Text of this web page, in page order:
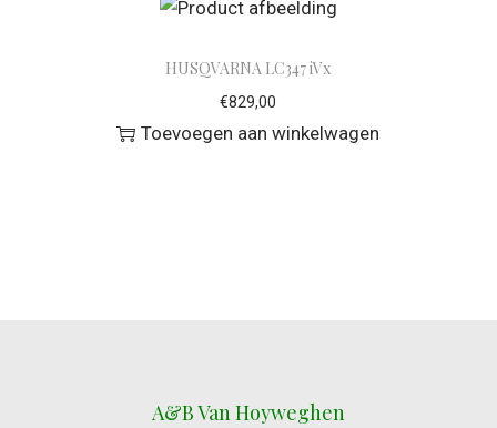
HUSQVARNA LC347 iVx
€829,00
Toevoegen aan winkelwagen
A&B Van Hoyweghen